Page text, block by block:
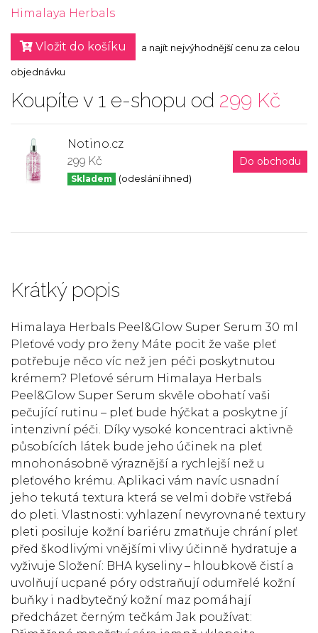
Himalaya Herbals
Vložit do košíku a najít nejvýhodnější cenu za celou
objednávku
Koupíte v 1 e-shopu od 299 Kč
Notino.cz
299 Kč
Skladem (odeslání ihned)
Do obchodu
Krátký popis
Himalaya Herbals Peel&Glow Super Serum 30 ml
Pleťové vody pro ženy Máte pocit že vaše pleť
potřebuje něco víc než jen péči poskytnutou
krémem? Pleťové sérum Himalaya Herbals
Peel&Glow Super Serum skvěle obohatí vaši
pečující rutinu – pleť bude hýčkat a poskytne jí
intenzivní péči. Díky vysoké koncentraci aktivně
působících látek bude jeho účinek na pleť
mnohonásobně výraznější a rychlejší než u
pleťového krému. Aplikaci vám navíc usnadní
jeho tekutá textura která se velmi dobře vstřebá
do pleti. Vlastnosti: vyhlazení nevyrovnané textury
pleti posiluje kožní bariéru zmatňuje chrání pleť
před škodlivými vnějšími vlivy účinně hydratuje a
vyživuje Složení: BHA kyseliny – hloubkově čistí a
uvolňují ucpané póry odstraňují odumřelé kožní
buňky i nadbytečný kožní maz pomáhají
předcházet černým tečkám Jak používat: